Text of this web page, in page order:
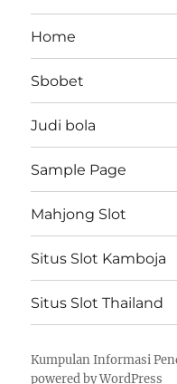
Home
Sbobet
Judi bola
Sample Page
Mahjong Slot
Situs Slot Kamboja
Situs Slot Thailand
Kumpulan Informasi
powered by WordPress